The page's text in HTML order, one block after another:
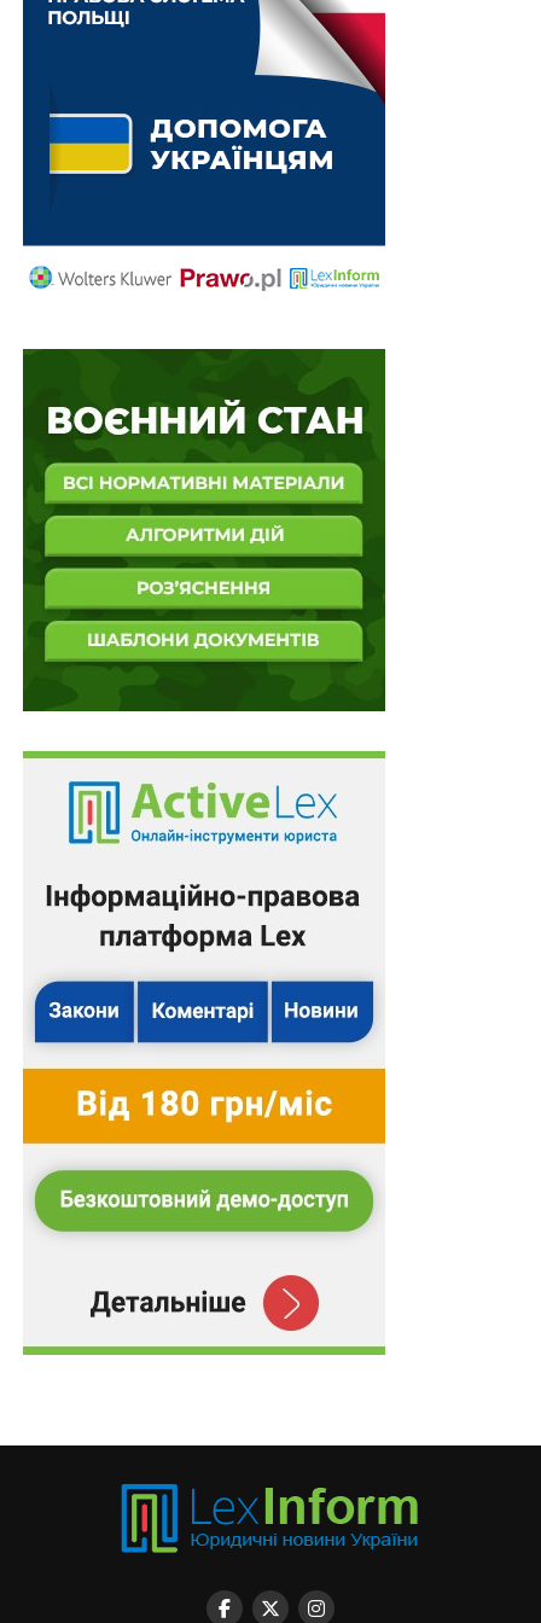
алгоритми дій, роз’яснення, корисні ресурси
Схожі статті:
жінок підтримав профільний комітет ВР
Затверджено Методику верифікації учасників
Затверджено Положення про асистента
здобувача професійної освіти з особливими
освітніми потребами
Затверджено план спортивних змагання для
ветеранів
Затверджено проект Угоди з Данією про обмін
оборонною інформацією з обмеженим
доступом
ПОВ'ЯЗАНІ ТЕМИ: FEATURED LEX
444 млн доларів на реформу охорони здоров’я
генерації